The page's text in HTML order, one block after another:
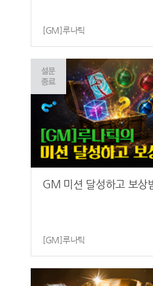
[GM]루나틱
GM 미션 달성하고 보상
[GM]루나틱